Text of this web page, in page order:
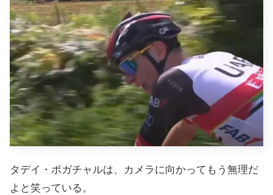
タデイ・ポガチャルは、カメラに向かってもう無理だ
よと笑っている。